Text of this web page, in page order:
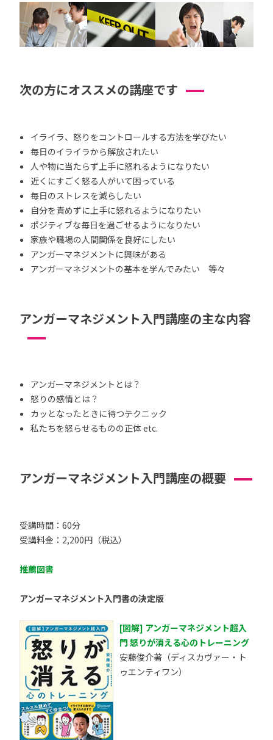
次の方にオススメの講座です
イライラ、怒りをコントロールする方法を学びたい
毎日のイライラから解放されたい
人や物に当たらず上手に怒れるようになりたい
近くにすごく怒る人がいて困っている
毎日のストレスを減らしたい
自分を責めずに上手に怒れるようになりたい
ポジティブな毎日を過ごせるようになりたい
家族や職場の人間関係を良好にしたい
アンガーマネジメントに興味がある
アンガーマネジメントの基本を学んでみたい 等々
アンガーマネジメント入門講座の主な内容
アンガーマネジメントとは？
怒りの感情とは？
カッとなったときに待つテクニック
私たちを怒らせるものの正体 etc.
アンガーマネジメント入門講座の概要
受講時間：60分
受講料金：2,200円（税込）
推薦図書
アンガーマネジメント入門書の決定版
[図解] アンガーマネジメント超入
門 怒りが消える心のトレーニング
安藤俊介著（ディスカヴァー・ト
ゥエンティワン）